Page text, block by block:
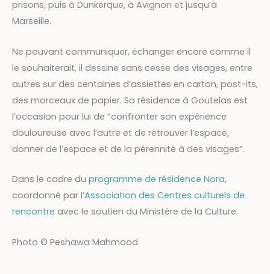
prisons, puis à Dunkerque, à Avignon et jusqu’à
Marseille.
Ne pouvant communiquer, échanger encore comme il
le souhaiterait, il dessine sans cesse des visages, entre
autres sur des centaines d’assiettes en carton, post-its,
des morceaux de papier. Sa résidence à Goutelas est
l’occasion pour lui de “confronter son expérience
douloureuse avec l’autre et de retrouver l’espace,
donner de l’espace et de la pérennité à des visages”.
Dans le cadre du programme de résidence Nora,
coordonné par l’Association des Centres culturels de
rencontre avec le soutien du Ministère de la Culture.
Photo © Peshawa Mahmood